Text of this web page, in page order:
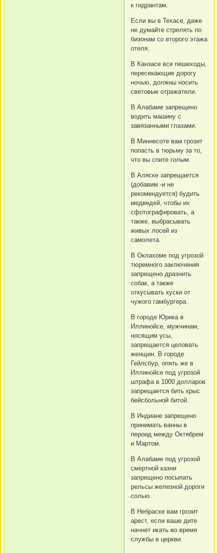
к гидрантам.
Если вы в Техасе, даже
не думайте стрелять по
бизонам со второго этажа
отеля.
В Канзасе все пешеходы,
пересекающие дорогу
ночью, должны носить
световые отражатели.
В Алабаме запрещено
водить машину с
завязанными глазами.
В Миннесоте вам грозит
попасть в тюрьму за то,
что вы спите голым.
В Аляске запрещается
(добавим -и не
рекомендуется) будить
медведей, чтобы их
сфотографировать, а
также, выбрасывать
живых лосей из
самолета.
В Оклахоме под угрозой
тюремного заключения
запрещено дразнить
собак, а также
откусывать куски от
чужого гамбургера.
В городе Юрика в
Иллинойсе, мужчинам,
носящим усы,
запрещается целовать
женщин. В городе
Гейлсбур, опять же в
Иллинойсе под угрозой
штрафа в 1000 долларов
запрещается бить крыс
бейсбольной битой.
В Индиане запрещено
принимать ванны в
пероид между Октябрем
и Мартом.
В Алабаме под угрозой
смертной казни
запрещено посыпать
рельсы железной дороги
солью.
В Небраске вам грозит
арест, если ваше дите
начнет икать во время
службы в церкви.